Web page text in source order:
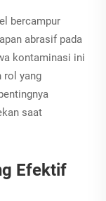
bercampur
abrasif pada
kontaminasi ini
rol yang
saat
Efektif